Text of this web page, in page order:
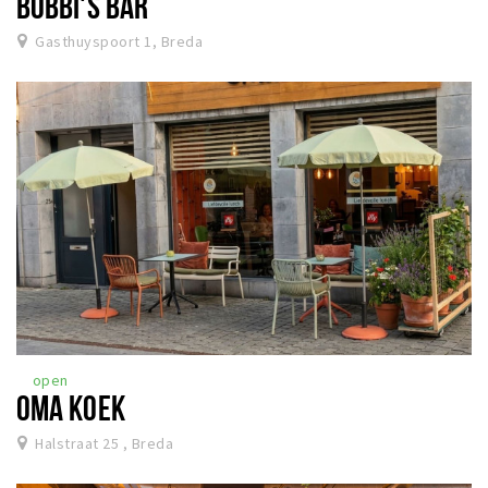
Gasthuyspoort 1, Breda
open
OMA KOEK
Halstraat 25 , Breda